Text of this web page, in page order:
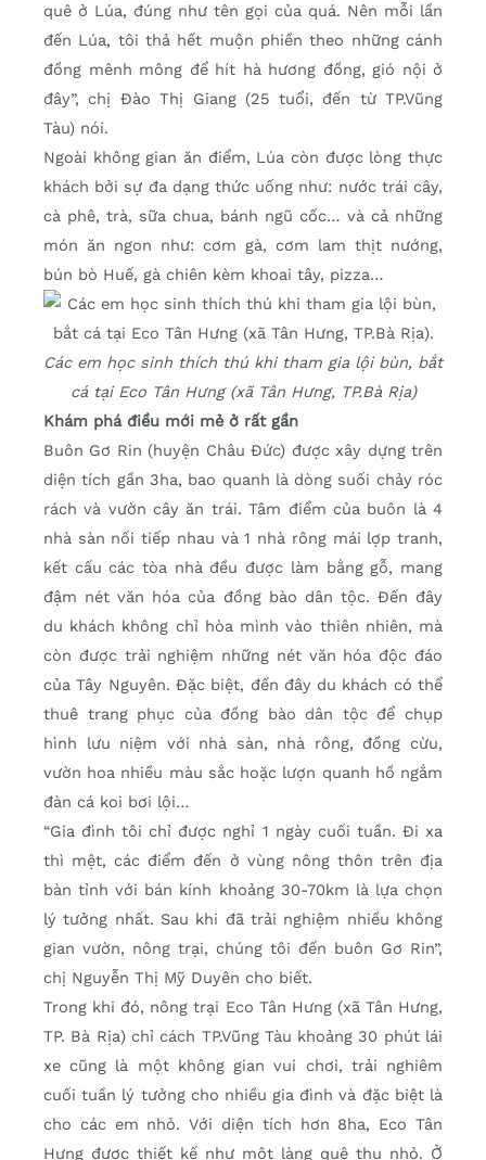
quê ở Lúa, đúng như tên gọi của quá. Nên mỗi lần
đến Lúa, tôi thả hết muộn phiền theo những cánh
đồng mênh mông để hít hà hương đồng, gió nội ở
đây”, chị Đào Thị Giang (25 tuổi, đến từ TP.Vũng
Tàu) nói.
Ngoài không gian ăn điểm, Lúa còn được lòng thực
khách bởi sự đa dạng thức uống như: nước trái cây,
cà phê, trà, sữa chua, bánh ngũ cốc… và cả những
món ăn ngon như: cơm gà, cơm lam thịt nướng,
bún bò Huế, gà chiên kèm khoai tây, pizza…
Các em học sinh thích thú khi tham gia lội bùn, bắt
cá tại Eco Tân Hưng (xã Tân Hưng, TP.Bà Rịa)
Khám phá điều mới mẻ ở rất gần
Buôn Gơ Rin (huyện Châu Đức) được xây dựng trên
diện tích gần 3ha, bao quanh là dòng suối chảy róc
rách và vườn cây ăn trái. Tâm điểm của buôn là 4
nhà sàn nối tiếp nhau và 1 nhà rông mái lợp tranh,
kết cấu các tòa nhà đều được làm bằng gỗ, mang
đậm nét văn hóa của đồng bào dân tộc. Đến đây
du khách không chỉ hòa mình vào thiên nhiên, mà
còn được trải nghiệm những nét văn hóa độc đáo
của Tây Nguyên. Đặc biệt, đến đây du khách có thể
thuê trang phục của đồng bào dân tộc để chụp
hình lưu niệm với nhà sàn, nhà rông, đồng cừu,
vườn hoa nhiều màu sắc hoặc lượn quanh hồ ngắm
đàn cá koi bơi lội…
“Gia đình tôi chỉ được nghỉ 1 ngày cuối tuần. Đi xa
thì mệt, các điểm đến ở vùng nông thôn trên địa
bàn tỉnh với bán kính khoảng 30-70km là lựa chọn
lý tưởng nhất. Sau khi đã trải nghiệm nhiều không
gian vườn, nông trại, chúng tôi đến buôn Gơ Rin”,
chị Nguyễn Thị Mỹ Duyên cho biết.
Trong khi đó, nông trại Eco Tân Hưng (xã Tân Hưng,
TP. Bà Rịa) chỉ cách TP.Vũng Tàu khoảng 30 phút lái
xe cũng là một không gian vui chơi, trải nghiêm
cuối tuần lý tưởng cho nhiều gia đình và đặc biệt là
cho các em nhỏ. Với diện tích hơn 8ha, Eco Tân
Hưng được thiết kế như một làng quê thu nhỏ. Ở